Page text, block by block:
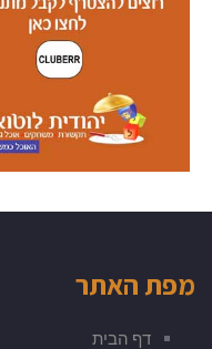
מפת האתר
דף הבית